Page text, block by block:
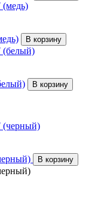
В корзину
В корзину
В корзину